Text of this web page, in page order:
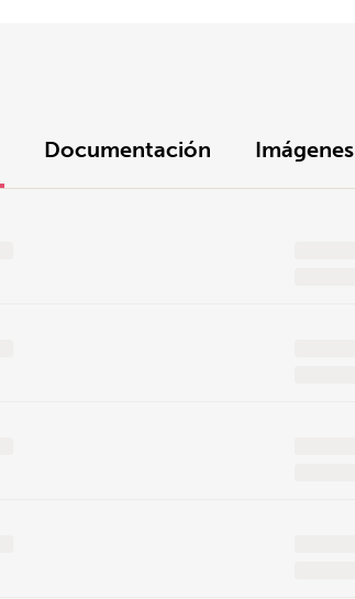
Documentación Imágenes